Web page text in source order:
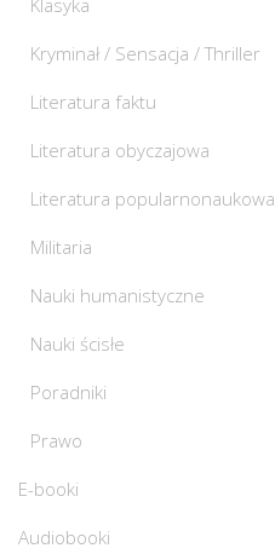
Klasyka
Kryminał / Sensacja / Thriller
Literatura faktu
Literatura obyczajowa
Literatura popularnonaukowa
Militaria
Nauki humanistyczne
Nauki ścisłe
Poradniki
Prawo
E-booki
Audiobooki